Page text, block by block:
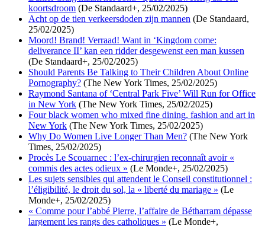
koortsdroom (De Standaard+, 25/02/2025)
Acht op de tien verkeersdoden zijn mannen (De Standaard,
25/02/2025)
Moord! Brand! Verraad! Want in ‘Kingdom come:
deliverance II’ kan een ridder desgewenst een man kussen
(De Standaard+, 25/02/2025)
Should Parents Be Talking to Their Children About Online
Pornography? (The New York Times, 25/02/2025)
Raymond Santana of ‘Central Park Five’ Will Run for Office
in New York (The New York Times, 25/02/2025)
Four black women who mixed fine dining, fashion and art in
New York (The New York Times, 25/02/2025)
Why Do Women Live Longer Than Men? (The New York
Times, 25/02/2025)
Procès Le Scouarnec : l’ex-chirurgien reconnaît avoir «
commis des actes odieux » (Le Monde+, 25/02/2025)
Les sujets sensibles qui attendent le Conseil constitutionnel :
l’éligibilité, le droit du sol, la « liberté du mariage » (Le
Monde+, 25/02/2025)
« Comme pour l’abbé Pierre, l’affaire de Bétharram dépasse
largement les rangs des catholiques » (Le Monde+,